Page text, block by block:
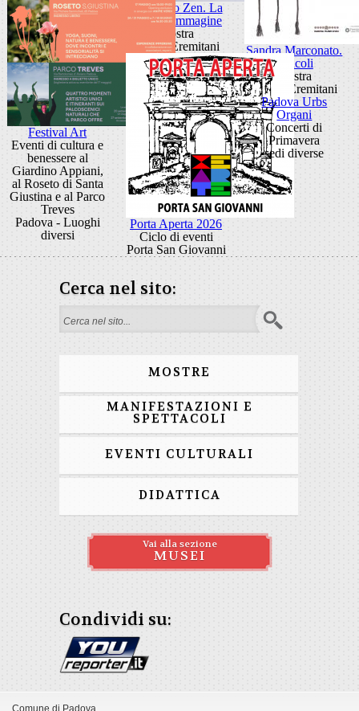
Giancarlo Zen. La
luce fa l'immagine
Mostra
Museo Eremitani
Sandra Marconato.
Oracoli
Mostra
Museo Eremitani
Festival Art
Eventi di cultura e
benessere al
Giardino Appiani,
al Roseto di Santa
Giustina e al Parco
Treves
Padova - Luoghi
diversi
Porta Aperta 2026
Ciclo di eventi
Porta San Giovanni
Padova Urbs
Organi
Concerti di
Primavera
sedi diverse
Cerca nel sito:
Form di ricerca
MOSTRE
MANIFESTAZIONI E
SPETTACOLI
EVENTI CULTURALI
DIDATTICA
Vai alla sezione
MUSEI
Condividi su:
Comune di Padova